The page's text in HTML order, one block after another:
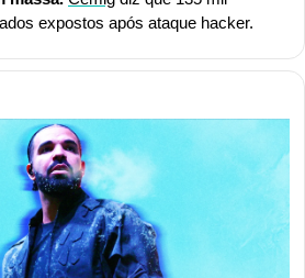
expostos após ataque hacker.